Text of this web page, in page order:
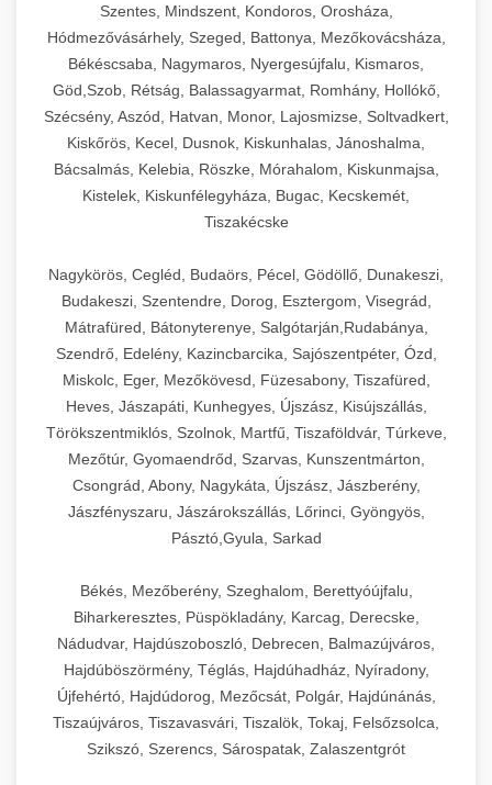
Szentes, Mindszent, Kondoros, Orosháza,
Hódmezővásárhely, Szeged, Battonya, Mezőkovácsháza,
Békéscsaba, Nagymaros, Nyergesújfalu, Kismaros,
Göd,Szob, Rétság, Balassagyarmat, Romhány, Hollókő,
Szécsény, Aszód, Hatvan, Monor, Lajosmizse, Soltvadkert,
Kiskőrös, Kecel, Dusnok, Kiskunhalas, Jánoshalma,
Bácsalmás, Kelebia, Röszke, Mórahalom, Kiskunmajsa,
Kistelek, Kiskunfélegyháza, Bugac, Kecskemét,
Tiszakécske
Nagykörös, Cegléd, Budaörs, Pécel, Gödöllő, Dunakeszi,
Budakeszi, Szentendre, Dorog, Esztergom, Visegrád,
Mátrafüred, Bátonyterenye, Salgótarján,Rudabánya,
Szendrő, Edelény, Kazincbarcika, Sajószentpéter, Ózd,
Miskolc, Eger, Mezőkövesd, Füzesabony, Tiszafüred,
Heves, Jászapáti, Kunhegyes, Újszász, Kisújszállás,
Törökszentmiklós, Szolnok, Martfű, Tiszaföldvár, Túrkeve,
Mezőtúr, Gyomaendrőd, Szarvas, Kunszentmárton,
Csongrád, Abony, Nagykáta, Újszász, Jászberény,
Jászfényszaru, Jászárokszállás, Lőrinci, Gyöngyös,
Pásztó,Gyula, Sarkad
Békés, Mezőberény, Szeghalom, Berettyóújfalu,
Biharkeresztes, Püspökladány, Karcag, Derecske,
Nádudvar, Hajdúszoboszló, Debrecen, Balmazújváros,
Hajdúböszörmény, Téglás, Hajdúhadház, Nyíradony,
Újfehértó, Hajdúdorog, Mezőcsát, Polgár, Hajdúnánás,
Tiszaújváros, Tiszavasvári, Tiszalök, Tokaj, Felsőzsolca,
Szikszó, Szerencs, Sárospatak, Zalaszentgrót